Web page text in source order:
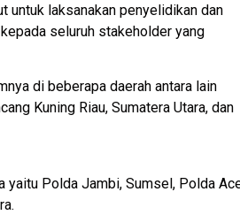
untuk laksanakan penyelidikan dan
seluruh stakeholder yang
di beberapa daerah antara lain
Kuning Riau, Sumatera Utara, dan
yaitu Polda Jambi, Sumsel, Polda